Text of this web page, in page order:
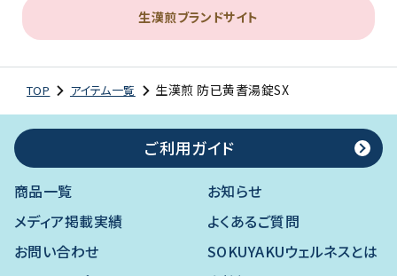
生漢煎ブランドサイト
TOP アイテム一覧 生漢煎 防已黄耆湯錠SX
ご利用ガイド
商品一覧
お知らせ
メディア掲載実績
よくあるご質問
お問い合わせ
SOKUYAKUウェルネスとは